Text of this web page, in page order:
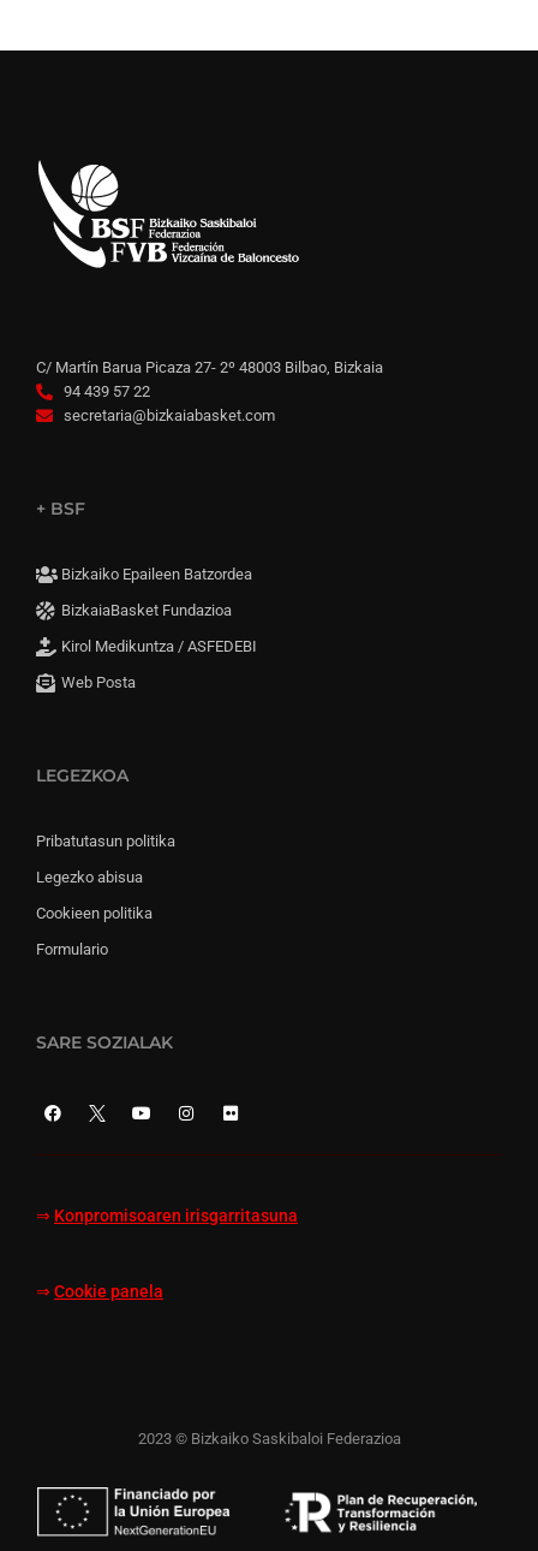
C/ Martín Barua Picaza 27- 2º 48003 Bilbao, Bizkaia
94 439 57 22
secretaria@bizkaiabasket.com
+ BSF
Bizkaiko Epaileen Batzordea
BizkaiaBasket Fundazioa
Kirol Medikuntza / ASFEDEBI
Web Posta
LEGEZKOA
Pribatutasun politika
Legezko abisua
Cookieen politika
Formulario
SARE SOZIALAK
⇒ Konpromisoaren irisgarritasuna
⇒ Cookie panela
2023 © Bizkaiko Saskibaloi Federazioa